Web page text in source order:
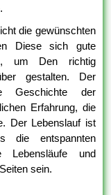
die gewünschten
Diese sich gute
um Den richtig
gestalten. Der
Geschichte der
Erfahrung, die
Der Lebenslauf ist
die entspannten
Lebensläufe und
sein.